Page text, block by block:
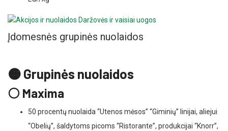
Įdomesnės grupinės nuolaidos
🟠 Grupinės nuolaidos
⚪ Maxima
50 procentų nuolaida “Utenos mėsos” “Giminių” linijai, aliejui
“Obelių”, šaldytoms picoms “Ristorante”, produkcijai “Knorr”,